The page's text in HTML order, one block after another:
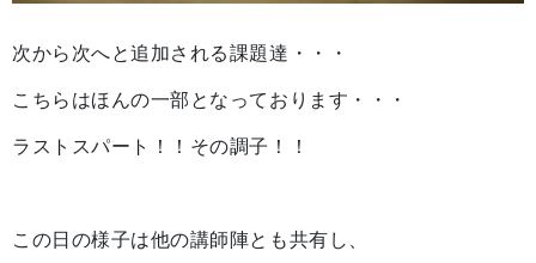
次から次へと追加される課題達・・・
こちらはほんの一部となっております・・・
ラストスパート！！その調子！！
この日の様子は他の講師陣とも共有し、